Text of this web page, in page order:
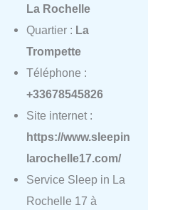
La Rochelle
Quartier : La
Trompette
Téléphone :
+33678545826
Site internet :
https://www.sleepin
larochelle17.com/
Service Sleep in La
Rochelle 17 à